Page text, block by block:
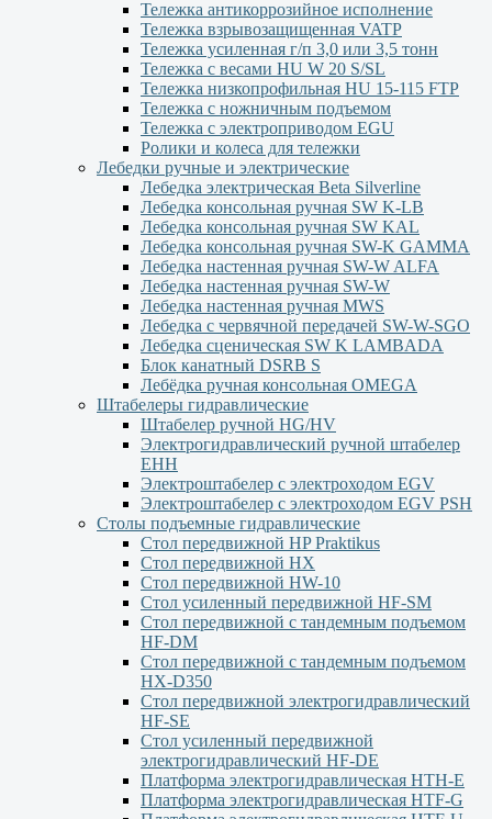
Тележка антикоррозийное исполнение
Тележка взрывозащищенная VATP
Тележка усиленная г/п 3,0 или 3,5 тонн
Тележка с весами HU W 20 S/SL
Тележка низкопрофильная HU 15-115 FTP
Тележка с ножничным подъемом
Тележка с электроприводом EGU
Ролики и колеса для тележки
Лебедки ручные и электрические
Лебедка электрическая Beta Silverline
Лебедка консольная ручная SW K-LB
Лебедка консольная ручная SW KAL
Лебедка консольная ручная SW-K GAMMA
Лебедка настенная ручная SW-W ALFA
Лебедка настенная ручная SW-W
Лебедка настенная ручная MWS
Лебедка с червячной передачей SW-W-SGO
Лебедка сценическая SW K LAMBADA
Блок канатный DSRB S
Лебёдка ручная консольная OMEGA
Штабелеры гидравлические
Штабелер ручной HG/HV
Электрогидравлический ручной штабелер
ЕНН
Электроштабелер с электроходом EGV
Электроштабелер с электроходом EGV PSH
Столы подъемные гидравлические
Стол передвижной HP Praktikus
Стол передвижной HX
Стол передвижной HW-10
Стол усиленный передвижной HF-SM
Стол передвижной с тандемным подъемом
HF-DM
Стол передвижной с тандемным подъемом
HX-D350
Стол передвижной электрогидравлический
HF-SE
Стол усиленный передвижной
электрогидравлический HF-DE
Платформа электрогидравлическая HTH-E
Платформа электрогидравлическая HTF-G